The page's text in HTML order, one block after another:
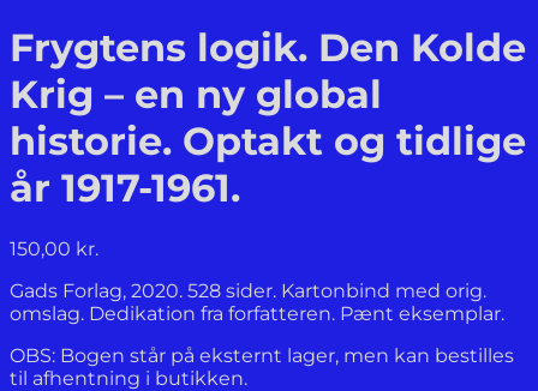
Frygtens logik. Den Kolde
Krig – en ny global
historie. Optakt og tidlige
år 1917-1961.
150,00 kr.
Gads Forlag, 2020. 528 sider. Kartonbind med orig.
omslag. Dedikation fra forfatteren. Pænt eksemplar.
OBS: Bogen står på eksternt lager, men kan bestilles
til afhentning i butikken.